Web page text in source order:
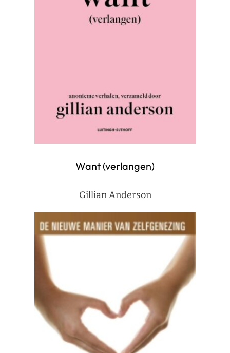
Want (verlangen)
Gillian Anderson